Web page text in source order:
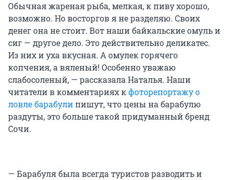
Обычная жареная рыба, мелкая, к пиву хорошо,
возможно. Но восторгов я не разделяю. Своих
денег она не стоит. Вот наши байкальские омуль и
сиг — другое дело. Это действительно деликатес.
Из них и уха вкусная. А омулек горячего
копчения, а вяленый! Особенно уважаю
слабосоленый, — рассказала Наталья. Наши
читатели в комментариях кфоторепортажу о
ловле барабулипишут, что цены на барабулю
раздуты, это больше такой придуманный бренд
Сочи.
— Барабуля была всегда туристов разводить и